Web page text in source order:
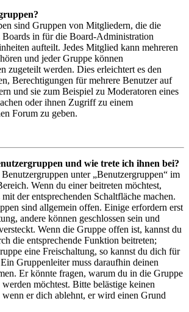
sind Gruppen von Mitgliedern, die die
in für die Board-Administration
aufteilt. Jedes Mitglied kann mehreren
und jeder Gruppe können
zugeteilt werden. Dies erleichtert es den
Berechtigungen für mehrere Benutzer auf
und sie zum Beispiel zu Moderatoren eines
oder ihnen Zugriff zu einem
Forum zu geben.
und wie trete ich ihnen bei?
unter „Benutzergruppen“ im
Wenn du einer beitreten möchtest,
der entsprechenden Schaltfläche machen.
sind allgemein offen. Einige erfordern erst
andere können geschlossen sein und
Wenn die Gruppe offen ist, kannst du
die entsprechende Funktion beitreten;
eine Freischaltung, so kannst du dich für
Gruppenleiter muss daraufhin deinen
Er könnte fragen, warum du in die Gruppe
möchtest. Bitte belästige keinen
wenn er dich ablehnt, er wird einen Grund